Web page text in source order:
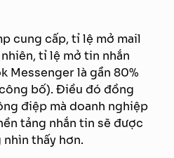
cung cấp, tỉ lệ mở mail
tỉ lệ mở tin nhắn
Messenger là gần 80%
bố). Điều đó đồng
điệp mà doanh nghiệp
tảng nhắn tin sẽ được
thấy hơn.